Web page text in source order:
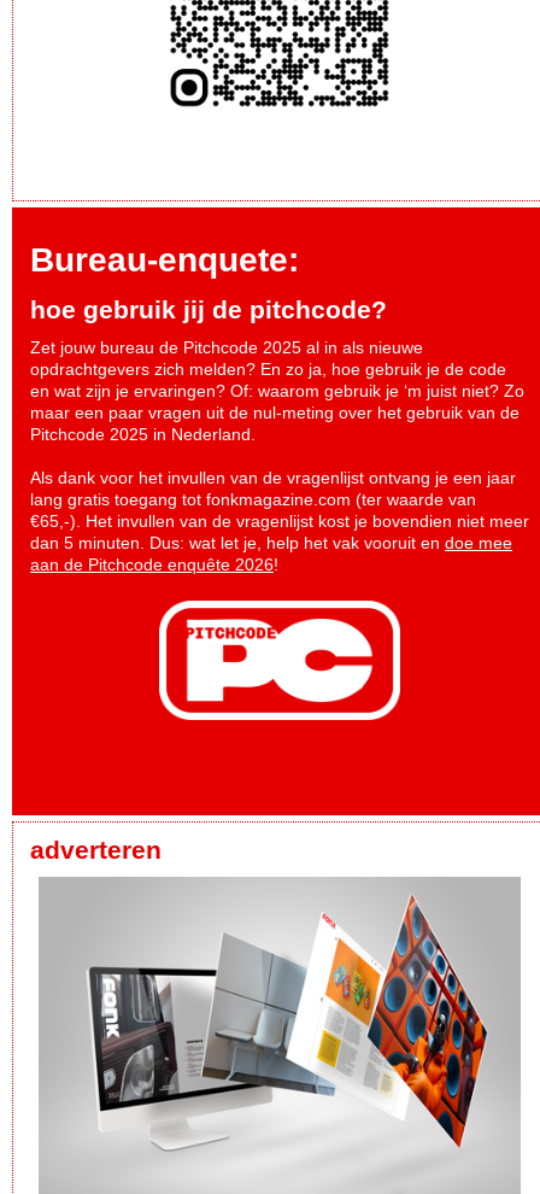
Bureau-enquete:
hoe gebruik jij de pitchcode?
Zet jouw bureau de Pitchcode 2025 al in als nieuwe
opdrachtgevers zich melden? En zo ja, hoe gebruik je de code
en wat zijn je ervaringen? Of: waarom gebruik je ‘m juist niet? Zo
maar een paar vragen uit de nul-meting over het gebruik van de
Pitchcode 2025 in Nederland.
Als dank voor het invullen van de vragenlijst ontvang je een jaar
lang gratis toegang tot fonkmagazine.com (ter waarde van
€65,-). Het invullen van de vragenlijst kost je bovendien niet meer
dan 5 minuten. Dus: wat let je, help het vak vooruit en doe mee
aan de Pitchcode enquête 2026!
adverteren